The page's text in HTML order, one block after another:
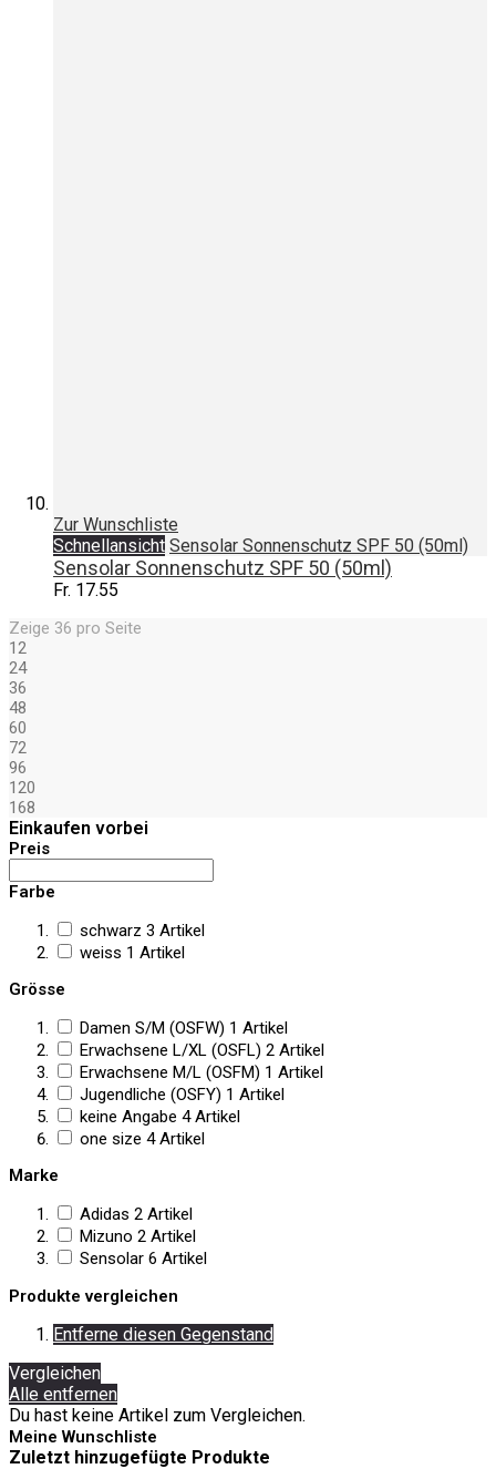
Zur Wunschliste
Schnellansicht Sensolar Sonnenschutz SPF 50 (50ml)
Sensolar Sonnenschutz SPF 50 (50ml)
Fr. 17.55
Zeige 36 pro Seite
12
24
36
48
60
72
96
120
168
Einkaufen vorbei
Preis
Farbe
schwarz 3 Artikel
weiss 1 Artikel
Grösse
Damen S/M (OSFW) 1 Artikel
Erwachsene L/XL (OSFL) 2 Artikel
Erwachsene M/L (OSFM) 1 Artikel
Jugendliche (OSFY) 1 Artikel
keine Angabe 4Artikel
one size 4Artikel
Marke
Adidas 2 Artikel
Mizuno 2 Artikel
Sensolar 6 Artikel
Produkte vergleichen
Entferne diesen Gegenstand
Vergleichen
Alle entfernen
Du hast keine Artikel zum Vergleichen.
Meine Wunschliste
Zuletzt hinzugefügte Produkte